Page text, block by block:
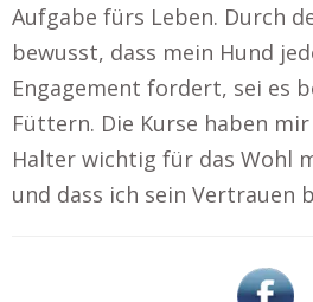
Aufgabe fürs Leben. Durch
bewusst, dass mein Hund
Engagement fordert, sei es
Füttern. Die Kurse haben
Halter wichtig für das Wohl
und dass ich sein Vertrauen